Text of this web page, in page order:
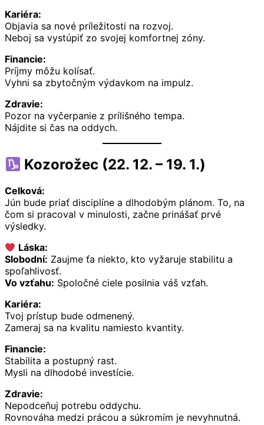
Kariéra:
Objavia sa nové príležitosti na rozvoj.
Neboj sa vystúpiť zo svojej komfortnej zóny.
Financie:
Príjmy môžu kolísať.
Vyhni sa zbytočným výdavkom na impulz.
Zdravie:
Pozor na vyčerpanie z prílišného tempa.
Nájdite si čas na oddych.
Kozorožec (22. 12. – 19. 1.)
Celková:
Jún bude priať disciplíne a dlhodobým plánom. To, na
čom si pracoval v minulosti, začne prinášať prvé
výsledky.
Láska:
Slobodní: Zaujme ťa niekto, kto vyžaruje stabilitu a
spoľahlivosť.
Vo vzťahu: Spoločné ciele posilnia váš vzťah.
Kariéra:
Tvoj prístup bude odmenený.
Zameraj sa na kvalitu namiesto kvantity.
Financie:
Stabilita a postupný rast.
Mysli na dlhodobé investície.
Zdravie:
Nepodceňuj potrebu oddychu.
Rovnováha medzi prácou a súkromím je nevyhnutná.